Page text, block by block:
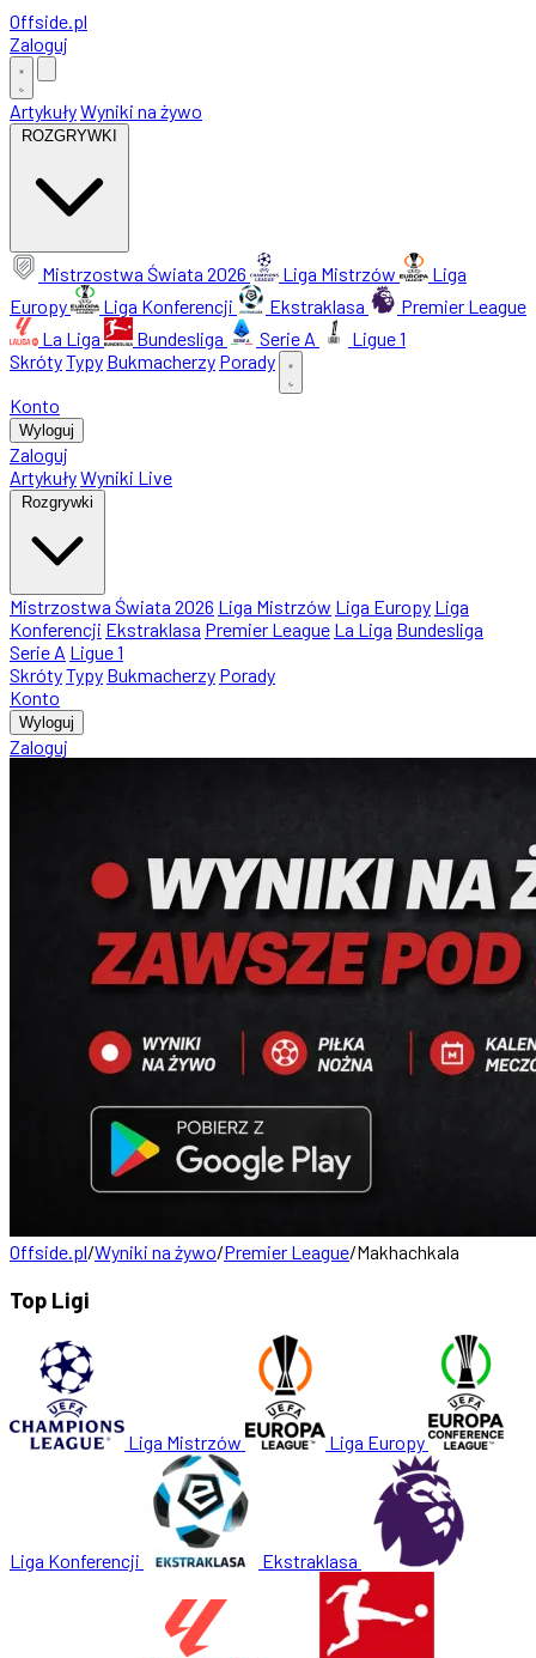
Offside.pl
Zaloguj
ArtykułyWyniki na żywo
ROZGRYWKI
Mistrzostwa Świata 2026 Liga Mistrzów
Liga
Europy
Liga Konferencji Ekstraklasa
Premier League
La Liga
Bundesliga Serie A
Ligue 1
SkrótyTypy Bukmacherzy Porady
Konto
Wyloguj
Zaloguj
ArtykułyWyniki Live
Rozgrywki
Mistrzostwa Świata 2026 Liga Mistrzów Liga Europy Liga
Konferencji Ekstraklasa Premier League La Liga Bundesliga
Serie A Ligue 1
SkrótyTypy Bukmacherzy Porady
Konto
Wyloguj
Zaloguj
Offside.pl/Wyniki na żywo/Premier League/Makhachkala
Top Ligi
Liga Mistrzów Liga Europy
Liga Konferencji Ekstraklasa